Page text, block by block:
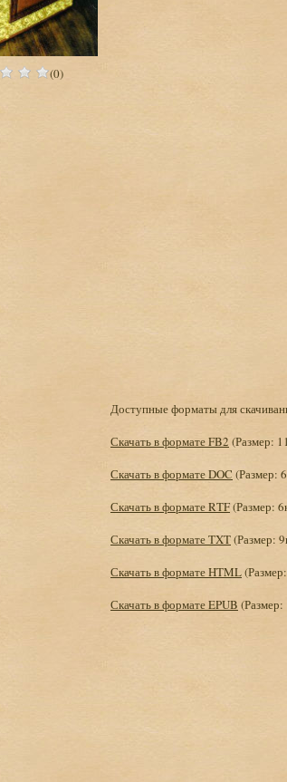
(0)
Доступные форматы для
Скачать в формате FB2 (Размер:
Скачать в формате DOC (Размер:
Скачать в формате RTF(Размер:
Скачать в формате TXT(Размер:
Скачать в формате HTML
Скачать в формате EPUB (Размер: